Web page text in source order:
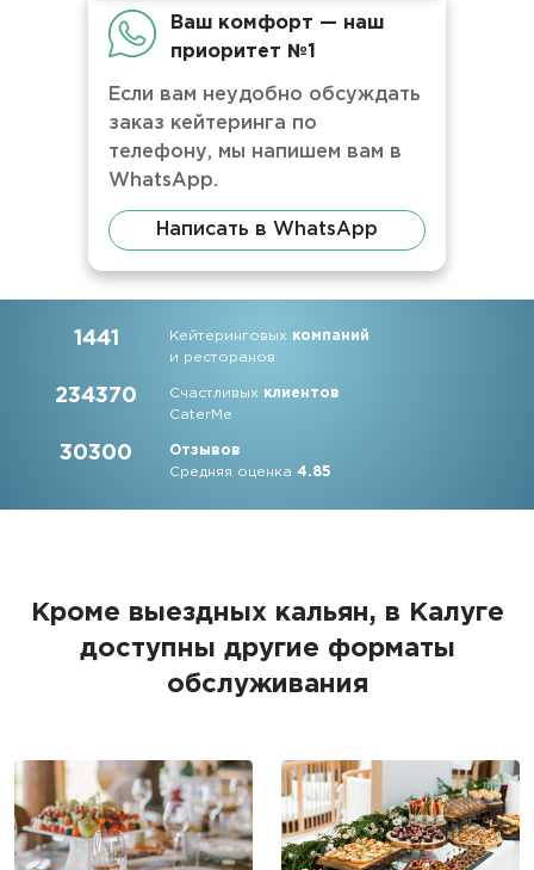
Ваш комфорт — наш
приоритет №1
Если вам неудобно обсуждать
заказ кейтеринга по
телефону, мы напишем вам в
WhatsApp.
Написать в WhatsApp
1441 Кейтеринговых компаний
и ресторанов
234370 Счастливых клиентов
CaterMe
30300
Отзывов
Средняя оценка4.85
Кроме выездных кальян, в Калуге
доступны другие форматы
обслуживания